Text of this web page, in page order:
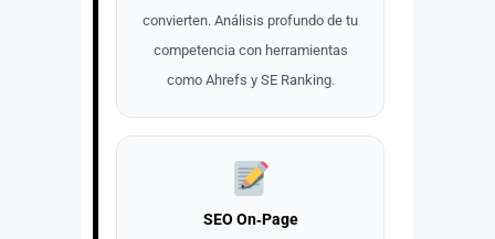
convierten. Análisis profundo de tu
competencia con herramientas
como Ahrefs y SE Ranking.
SEO On‑Page